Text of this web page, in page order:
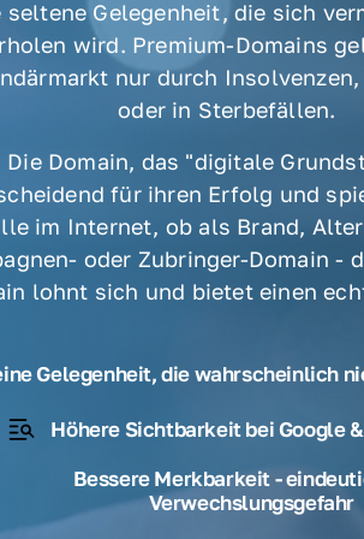
seltene Gelegenheit, die sich
wird. Premium-Domains
nur durch
oder in Sterbefällen.
Die Domain, das "digitale
für ihren Erfolg und
im Internet, ob als Brand,
oder Zubringer-Domain -
lohnt sich und bietet einen
Gelegenheit, die wahrscheinlich
Höhere Sichtbarkeit bei Google &
Bessere Merkbarkeit -
Verwechslungsgefahr